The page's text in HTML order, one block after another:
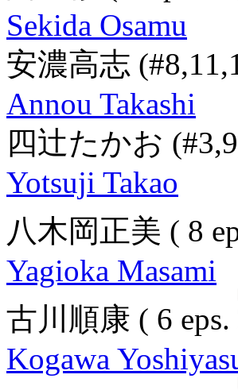
Sekida Osamu
安濃高志
Annou Takashi
四辻たかお
Yotsuji Takao
八木岡正美 ( 8
Yagioka Masami
古川順康 ( 6 eps.
Kogawa